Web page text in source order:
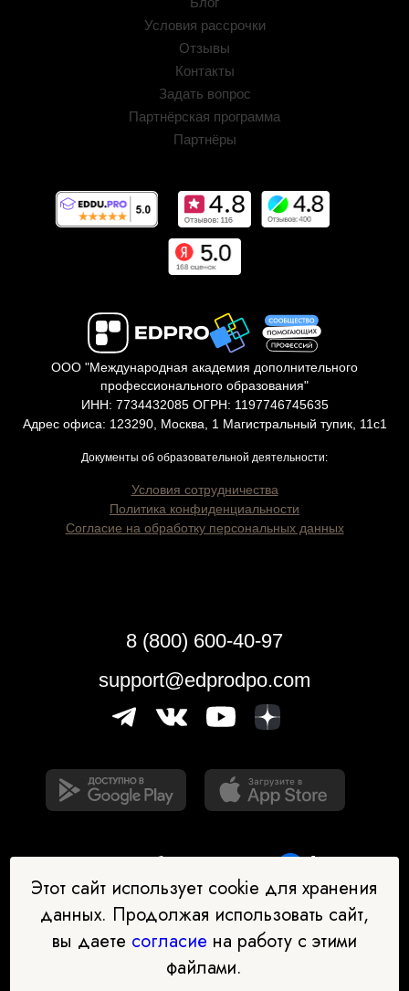
Условия рассрочки
Отзывы
Контакты
Задать вопрос
Партнёрская программа
Партнёры
Наш бот-помощник в выборе
ООО "Международная академия дополнительного
профессионального образования"
ИНН: 7734432085 ОГРН: 1197746745635
Адрес офиса: 123290, Москва, 1 Магистральный тупик, 11с1
Документы об образовательной деятельности:
Условия сотрудничества
Политика конфиденциальности
Согласие на обработку персональных данных
8 (800) 600-40-97
support@edprodpo.com
Этот сайт использует cookie для хранения
данных. Продолжая использовать сайт,
вы даете согласие на работу с этими
файлами.